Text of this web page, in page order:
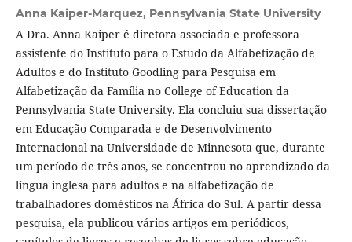
Anna Kaiper-Marquez, Pennsylvania State University
A Dra. Anna Kaiper é diretora associada e professora
assistente do Instituto para o Estudo da Alfabetização de
Adultos e do Instituto Goodling para Pesquisa em
Alfabetização da Família no College of Education da
Pennsylvania State University. Ela concluiu sua dissertação
em Educação Comparada e de Desenvolvimento
Internacional na Universidade de Minnesota que, durante
um período de três anos, se concentrou no aprendizado da
língua inglesa para adultos e na alfabetização de
trabalhadores domésticos na África do Sul. A partir dessa
pesquisa, ela publicou vários artigos em periódicos,